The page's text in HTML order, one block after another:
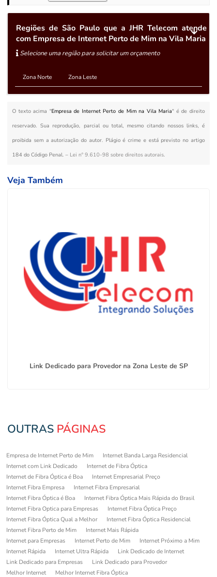
Regiões de São Paulo que a JHR Telecom atende
com Empresa de Internet Perto de Mim na Vila Maria
Selecione uma região para solicitar um orçamento
Zona Norte Zona Leste
O texto acima "Empresa de Internet Perto de Mim na Vila Maria" é de direito
reservado. Sua reprodução, parcial ou total, mesmo citando nossos links, é
proibida sem a autorização do autor. Plágio é crime e está previsto no artigo
184 do Código Penal. – Lei n° 9.610-98 sobre direitos autorais.
Veja Também
Link Dedicado para Provedor na Zona Leste de SP
OUTRAS PÁGINAS
Empresa de Internet Perto de Mim
Internet Banda Larga Residencial
Internet com Link Dedicado
Internet de Fibra Óptica
Internet de Fibra Óptica é Boa
Internet Empresarial Preço
Internet Fibra Empresa
Internet Fibra Empresarial
Internet Fibra Óptica é Boa
Internet Fibra Óptica Mais Rápida do Brasil
Internet Fibra Optica para Empresas
Internet Fibra Óptica Preço
Internet Fibra Óptica Qual a Melhor
Internet Fibra Óptica Residencial
Internet Fibra Perto de Mim
Internet Mais Rápida
Internet para Empresas
Internet Perto de Mim
Internet Próximo a Mim
Internet Rápida
Internet Ultra Rápida
Link Dedicado de Internet
Link Dedicado para Empresas
Link Dedicado para Provedor
Melhor Internet
Melhor Internet Fibra Óptica